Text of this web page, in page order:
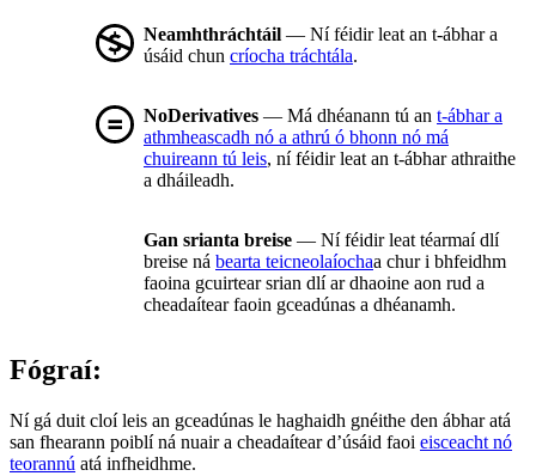
Neamhthráchtáil — Ní féidir leat an t-ábhar a
úsáid chun críocha tráchtála.
NoDerivatives — Má dhéanann tú an t-ábhar a
athmheascadh nó a athrú ó bhonn nó má
chuireann tú leis, ní féidir leat an t-ábhar athraithe
a dháileadh.
Gan srianta breise — Ní féidir leat téarmaí dlí
breise ná bearta teicneolaíochaa chur i bhfeidhm
faoina gcuirtear srian dlí ar dhaoine aon rud a
cheadaítear faoin gceadúnas a dhéanamh.
Fógraí:
Ní gá duit cloí leis an gceadúnas le haghaidh gnéithe den ábhar atá
san fhearann poiblí ná nuair a cheadaítear d’úsáid faoi eisceacht nó
teorannú atá infheidhme.